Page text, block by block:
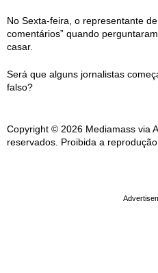
No Sexta-feira, o representante
comentários” quando
casar.
Será que alguns jornalistas
falso?
Copyright © 2026 Mediamass via
reservados. Proibida a